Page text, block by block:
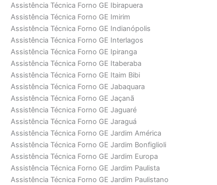
Assistência Técnica Forno GE Ibirapuera
Assistência Técnica Forno GE Imirim
Assistência Técnica Forno GE Indianópolis
Assistência Técnica Forno GE Interlagos
Assistência Técnica Forno GE Ipiranga
Assistência Técnica Forno GE Itaberaba
Assistência Técnica Forno GE Itaim Bibi
Assistência Técnica Forno GE Jabaquara
Assistência Técnica Forno GE Jaçanã
Assistência Técnica Forno GE Jaguaré
Assistência Técnica Forno GE Jaraguá
Assistência Técnica Forno GE Jardim América
Assistência Técnica Forno GE Jardim Bonfiglioli
Assistência Técnica Forno GE Jardim Europa
Assistência Técnica Forno GE Jardim Paulista
Assistência Técnica Forno GE Jardim Paulistano